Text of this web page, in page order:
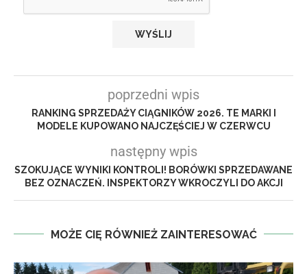
poprzedni wpis
RANKING SPRZEDAŻY CIĄGNIKÓW 2026. TE MARKI I
MODELE KUPOWANO NAJCZĘŚCIEJ W CZERWCU
następny wpis
SZOKUJĄCE WYNIKI KONTROLI! BORÓWKI SPRZEDAWANE
BEZ OZNACZEŃ. INSPEKTORZY WKROCZYLI DO AKCJI
MOŻE CIĘ RÓWNIEŻ ZAINTERESOWAĆ